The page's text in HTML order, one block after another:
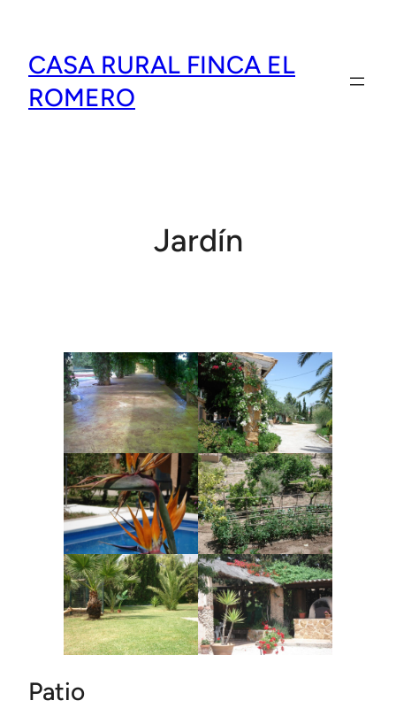
content
CASA RURAL FINCA EL
ROMERO
Jardín
Patio